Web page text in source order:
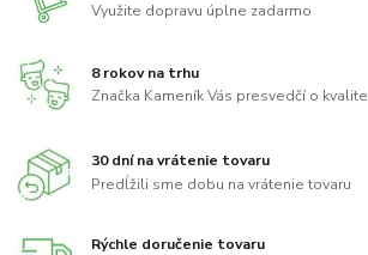
Využite dopravu úplne zadarmo
8 rokov na trhu
Značka Kameník Vás presvedčí o kvalite
30 dní na vrátenie tovaru
Predĺžili sme dobu na vrátenie tovaru
Rýchle doručenie tovaru